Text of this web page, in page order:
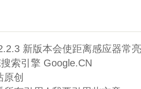
新版本会使距离感应器常
索引擎 Google.CN
原创